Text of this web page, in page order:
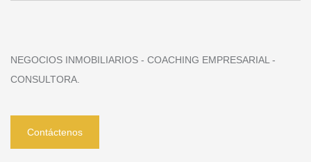
NEGOCIOS INMOBILIARIOS - COACHING EMPRESARIAL -
CONSULTORA.
Contáctenos